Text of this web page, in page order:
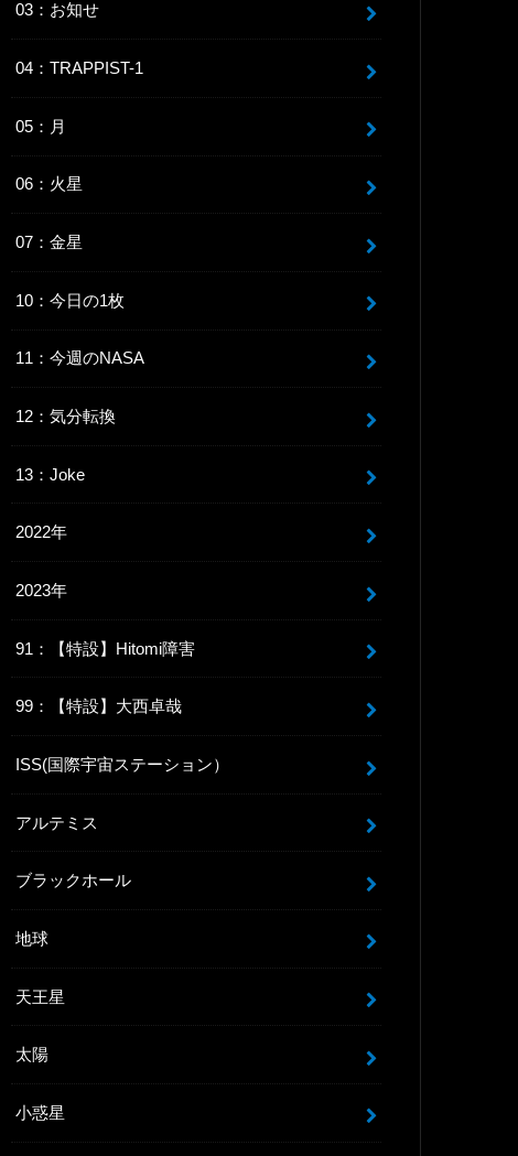
03：お知せ
04：TRAPPIST-1
05：月
06：火星
07：金星
10：今日の1枚
11：今週のNASA
12：気分転換
13：Joke
2022年
2023年
91：【特設】Hitomi障害
99：【特設】大西卓哉
ISS(国際宇宙ステーション）
アルテミス
ブラックホール
地球
天王星
太陽
小惑星